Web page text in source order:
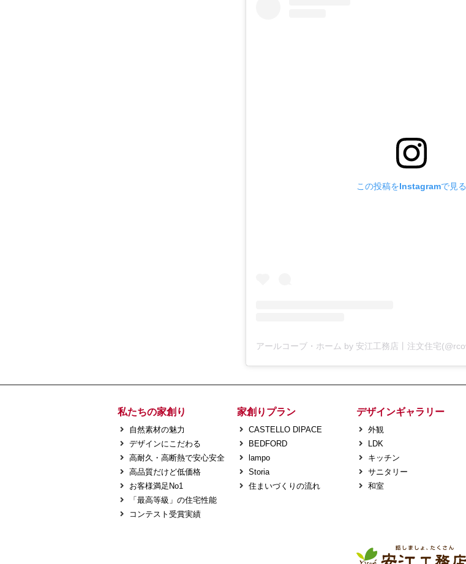
この投稿をInstagramで見る
私たちの家創り
自然素材の魅力
デザインにこだわる
高耐久・高断熱で安心安全
高品質だけど低価格
お客様満足No1
「最高等級」の住宅性能
コンテスト受賞実績
家創りプラン
CASTELLO DIPACE
BEDFORD
lampo
Storia
住まいづくりの流れ
デザインギャラリー
外観
LDK
キッチン
サニタリー
和室